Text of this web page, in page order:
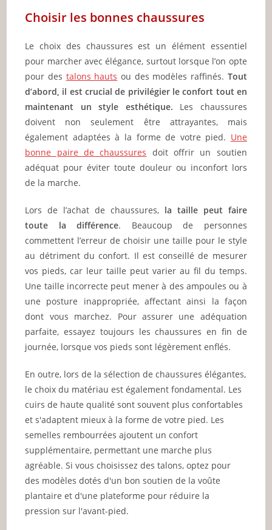
Choisir les bonnes chaussures
Le choix des chaussures est un élément essentiel
pour marcher avec élégance, surtout lorsque l’on opte
pour des talons hauts ou des modèles raffinés. Tout
d’abord, il est crucial de privilégier le confort tout en
maintenant un style esthétique. Les chaussures
doivent non seulement être attrayantes, mais
également adaptées à la forme de votre pied. Une
bonne paire de chaussures doit offrir un soutien
adéquat pour éviter toute douleur ou inconfort lors
de la marche.
Lors de l’achat de chaussures, la taille peut faire
toute la différence. Beaucoup de personnes
commettent l’erreur de choisir une taille pour le style
au détriment du confort. Il est conseillé de mesurer
vos pieds, car leur taille peut varier au fil du temps.
Une taille incorrecte peut mener à des ampoules ou à
une posture inappropriée, affectant ainsi la façon
dont vous marchez. Pour assurer une adéquation
parfaite, essayez toujours les chaussures en fin de
journée, lorsque vos pieds sont légèrement enflés.
En outre, lors de la sélection de chaussures élégantes,
le choix du matériau est également fondamental. Les
cuirs de haute qualité sont souvent plus confortables
et s'adaptent mieux à la forme de votre pied. Les
semelles rembourrées ajoutent un confort
supplémentaire, permettant une marche plus
agréable. Si vous choisissez des talons, optez pour
des modèles dotés d'un bon soutien de la voûte
plantaire et d'une plateforme pour réduire la
pression sur l'avant-pied.